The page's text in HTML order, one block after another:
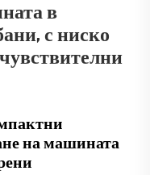
в
с ниско
на машината